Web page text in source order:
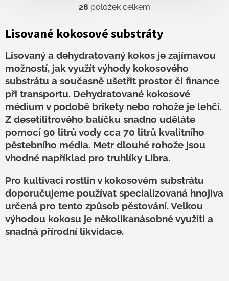
O
l
á
a
c
í
p
r
v
k
y
v
ý
p
s
u
28 položek celkem
Lisované kokosové substráty
Lisovaný a dehydratovaný kokos je zajímavou
možností, jak využít výhody kokosového
substrátu a současně ušetřit prostor či finance
při transportu. Dehydratované kokosové
médium v podobě brikety nebo rohože je lehčí.
Z desetilitrového balíčku snadno uděláte
pomocí 90 litrů vody cca 70 litrů kvalitního
pěstebního média. Metr dlouhé rohože jsou
vhodné například pro truhlíky Libra.
Pro kultivaci rostlin v kokosovém substrátu
doporučujeme používat specializovaná hnojiva
určená pro tento způsob pěstování. Velkou
výhodou kokosu je několikanásobné využíti a
snadná přírodní likvidace.